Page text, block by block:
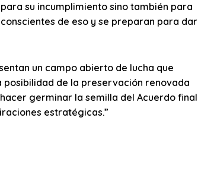
su incumplimiento sino también para
de eso y se preparan para dar
un campo abierto de lucha que
de la preservación renovada
germinar la semilla del Acuerdo final
estratégicas.”